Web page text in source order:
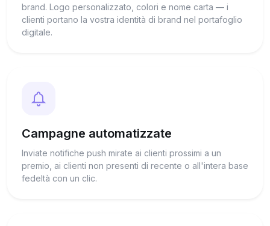
brand. Logo personalizzato, colori e nome carta — i
clienti portano la vostra identità di brand nel portafoglio
digitale.
Campagne automatizzate
Inviate notifiche push mirate ai clienti prossimi a un
premio, ai clienti non presenti di recente o all'intera base
fedeltà con un clic.